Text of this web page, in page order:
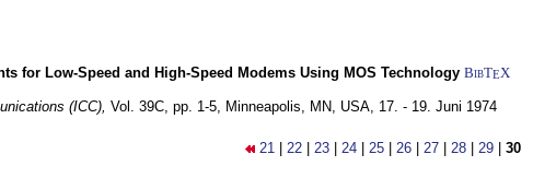
for Low-Speed and High-Speed Modems Using MOS Technology BibTEX
(ICC), Vol. 39C, pp. 1-5, Minneapolis, MN, USA, 17. - 19. Juni 1974
21 22 23 24 25 26 27 28 29 30